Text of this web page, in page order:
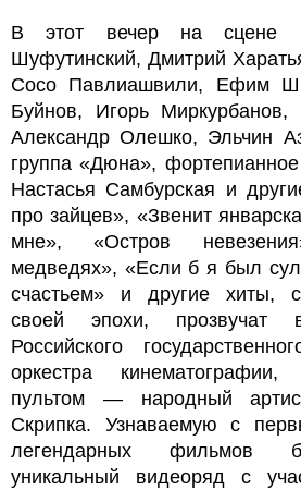
В этот вечер на сцене
Шуфутинский, Дмитрий
Сосо Павлиашвили, Ефим
Буйнов, Игорь
Александр Олешко, Эльчин
группа «Дюна»,
Настасья Самбурская и
про зайцев», «Звенит
мне», «Остров
медведях», «Если б я был
счастьем» и другие хиты,
своей эпохи, прозвучат
Российского
оркестра
пультом — народный
Скрипка. Узнаваемую с
легендарных фильмов
уникальный видеоряд с